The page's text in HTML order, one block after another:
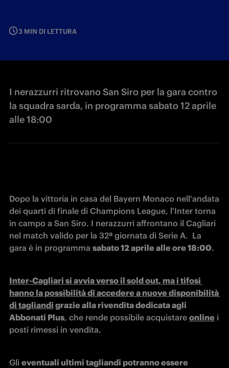
3 MIN DI LETTURA
I nerazzurri ritrovano San Siro per la gara contro
la squadra sarda, in programma sabato 12 aprile
alle 18:00
Dopo la vittoria in casa del Bayern Monaco nell'andata
dei quarti di finale di Champions League, l'Inter torna
in campo a San Siro. I nerazzurri affrontano il Cagliari
nel match valido per la 32ª giornata di Serie A.  La
gara è in programma sabato 12 aprile alle ore 18:00.
Inter-Cagliari si avvia verso il sold out, ma i tifosi
hanno la possibilità di accedere a nuove disponibilità
di tagliandi grazie alla rivendita dedicata agli
Abbonati Plus, che rende possibile acquistare online i
posti rimessi in vendita.
Gli eventuali ultimi tagliandi potranno essere